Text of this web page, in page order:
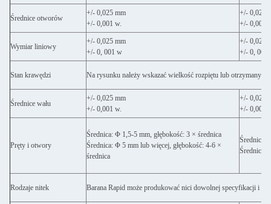
Średnice otworów
+/- 0,025 mm
+/- 0,001 w.
+/- 0,025
+/- 0,001
Wymiar liniowy
+/- 0,025 mm
+/- 0, 001 w
+/- 0,025
+/- 0, 001
Stan krawędzi Na rysunku należy wskazać wielkość rozpiętu lub otrzymanych
Średnice wału
+/- 0,025 mm
+/- 0,001 w.
+/- 0,025
+/- 0,001
Pręty i otwory
Średnica: Φ 1,5-5 mm, głębokość: 3 × średnica
Średnica: Φ 5 mm lub więcej, głębokość: 4-6 ×
średnica
Średnica:
Średnica:
Rodzaje nitek Barana Rapid może produkować nici dowolnej specyfikacji i